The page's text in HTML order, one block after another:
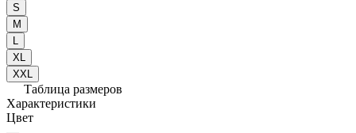
S
M
L
XL
XXL
Таблица размеров
Характеристики
Цвет